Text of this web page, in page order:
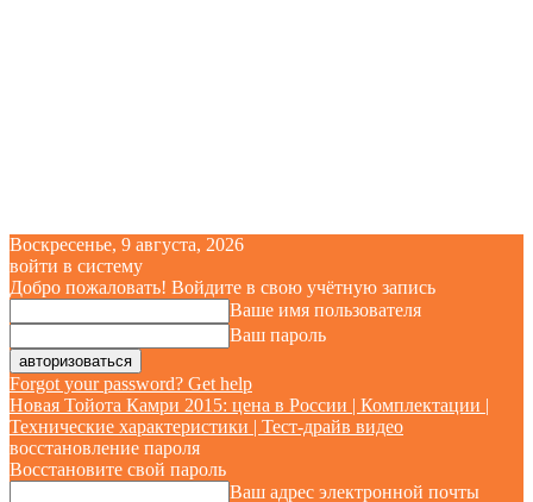
Воскресенье, 9 августа, 2026
войти в систему
Добро пожаловать! Войдите в свою учётную запись
Ваше имя пользователя
Ваш пароль
Forgot your password? Get help
Новая Тойота Камри 2015: цена в России | Комплектации |
Технические характеристики | Тест-драйв видео
восстановление пароля
Восстановите свой пароль
Ваш адрес электронной почты